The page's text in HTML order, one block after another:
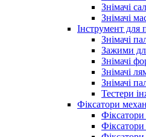
Знімачі
Знімачі
Інструмент для
Знімачі
Зажими
Знімачі
Знімачі
Знімачі
Тестери
Фіксатори